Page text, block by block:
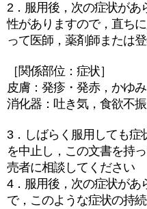
2．服用後，次の症状があ
性がありますので，直ち
って医師，薬剤師または
［関係部位：症状］
皮膚：発疹・発赤，かゆみ
消化器：吐き気，食欲不振
3．しばらく服用しても症
を中止し，この文書を持
売者に相談してください
4．服用後，次の症状があ
で，このような症状の持